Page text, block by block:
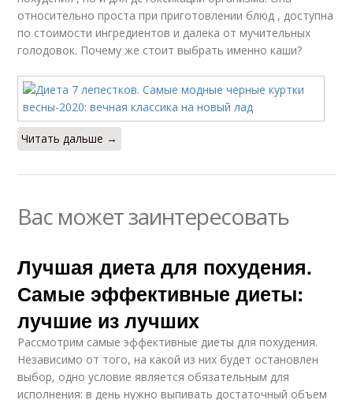
относительно проста при приготовлении блюд , доступна
по стоимости ингредиентов и далека от мучительных
голодовок. Почему же стоит выбрать именно каши?
Читать дальше →
Вас может заинтересовать
Лучшая диета для похудения.
Самые эффективные диеты:
лучшие из лучших
Рассмотрим самые эффективные диеты для похудения.
Независимо от того, на какой из них будет остановлен
выбор, одно условие является обязательным для
исполнения: в день нужно выпивать достаточный объем